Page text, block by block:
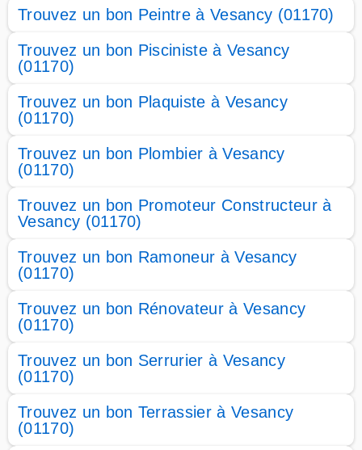
Trouvez un bon Peintre à Vesancy (01170)
Trouvez un bon Pisciniste à Vesancy
(01170)
Trouvez un bon Plaquiste à Vesancy
(01170)
Trouvez un bon Plombier à Vesancy
(01170)
Trouvez un bon Promoteur Constructeur à
Vesancy (01170)
Trouvez un bon Ramoneur à Vesancy
(01170)
Trouvez un bon Rénovateur à Vesancy
(01170)
Trouvez un bon Serrurier à Vesancy
(01170)
Trouvez un bon Terrassier à Vesancy
(01170)